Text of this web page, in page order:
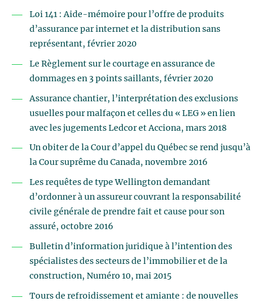
Loi 141 : Aide-mémoire pour l’offre de produits
d’assurance par internet et la distribution sans
représentant, février 2020
Le Règlement sur le courtage en assurance de
dommages en 3 points saillants, février 2020
Assurance chantier, l’interprétation des exclusions
usuelles pour malfaçon et celles du « LEG » en lien
avec les jugements Ledcor et Acciona, mars 2018
Un obiter de la Cour d’appel du Québec se rend jusqu’à
la Cour suprême du Canada, novembre 2016
Les requêtes de type Wellington demandant
d’ordonner à un assureur couvrant la responsabilité
civile générale de prendre fait et cause pour son
assuré, octobre 2016
Bulletin d’information juridique à l’intention des
spécialistes des secteurs de l’immobilier et de la
construction, Numéro 10, mai 2015
Tours de refroidissement et amiante : de nouvelles